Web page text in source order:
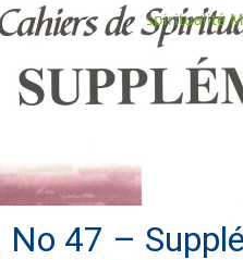
No 47 –